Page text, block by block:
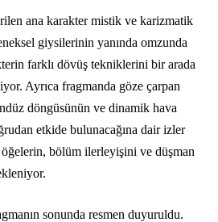
ana karakter mistik ve karizmatik
giysilerinin yanında omzunda
farklı dövüş tekniklerini bir arada
Ayrıca fragmanda göze çarpan
döngüsünün ve dinamik hava
etkide bulunacağına dair izler
öğelerin, bölüm ilerleyişini ve düşman
sonunda resmen duyuruldu.